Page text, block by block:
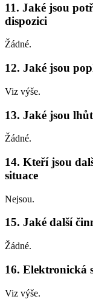
11. Jaké jsou
dispozici
Žádné.
12. Jaké jsou
Viz výše.
13. Jaké jsou
Žádné.
14. Kteří jsou
situace
Nejsou.
15. Jaké další
Žádné.
16. Elektronická
Viz výše.